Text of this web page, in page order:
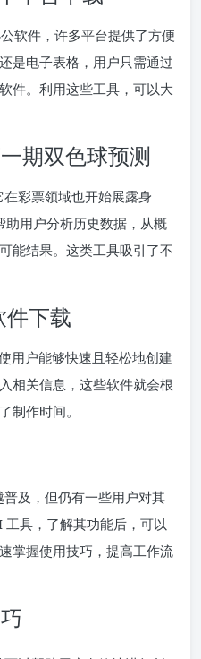
软件，许多平台提供了方便
是电子表格，用户只需通过
件。利用这些工具，可以大
期双色球预测
彩票领域也开始展露身
用户分析历史数据，从概
能结果。这类工具吸引了不
件下载
用户能够快速且轻松地创建
相关信息，这些软件就会根
制作时间。
及，但仍有一些用户对其
具，了解其功能后，可以
掌握使用技巧，提高工作流